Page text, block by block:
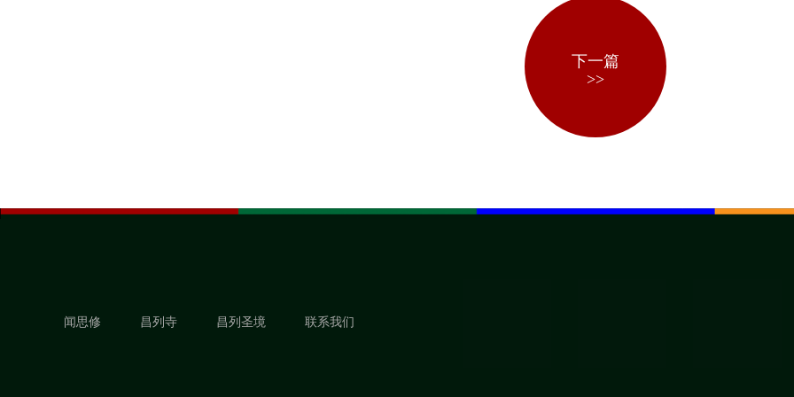
下一篇
>>
闻思修 昌列寺 昌列圣境 联系我们